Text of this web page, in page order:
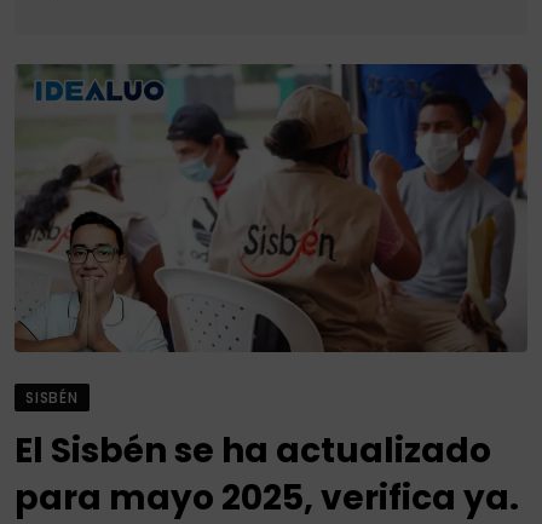
SISBÉN
El Sisbén se ha actualizado
para mayo 2025, verifica ya.